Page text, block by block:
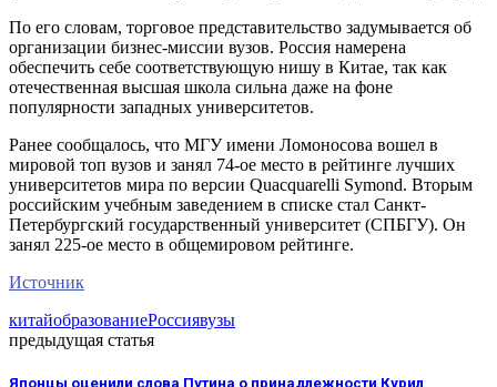
По его словам, торговое представительство задумывается об
организации бизнес-миссии вузов. Россия намерена
обеспечить себе соответствующую нишу в Китае, так как
отечественная высшая школа сильна даже на фоне
популярности западных университетов.
Ранее сообщалось, что МГУ имени Ломоносова вошел в
мировой топ вузов и занял 74-ое место в рейтинге лучших
университетов мира по версии Quacquarelli Symond. Вторым
российским учебным заведением в списке стал Санкт-
Петербургский государственный университет (СПБГУ). Он
занял 225-ое место в общемировом рейтинге.
Источник
китайобразованиеРоссиявузы
предыдущая статья
Японцы оценили слова Путина о принадлежности Курил